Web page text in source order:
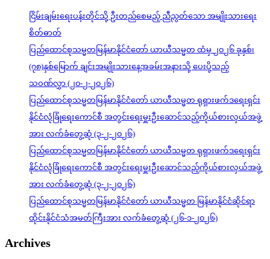
ငြိမ်းချမ်းရေးပန်းတိုင်သို့ ဦးတည်စေမည့် ညီညွတ်သော အမျိုးသားရေး
စိတ်ဓာတ်
ပြည်ထောင်စုသမ္မတမြန်မာနိုင်ငံတော် ယာယီသမ္မတ ထံမှ ၂၀၂၆ ခုနှစ်၊
(၇၈)နှစ်မြောက် ချင်းအမျိုးသားနေ့အခမ်းအနားသို့ ပေးပို့သည့်
သဝဏ်လွှာ (၂၀-၂-၂၀၂၆)
ပြည်ထောင်စုသမ္မတမြန်မာနိုင်ငံတော် ယာယီသမ္မတ ရုရှားဖက်ဒရေးရှင်း
နိုင်ငံလုံခြုံရေးကောင်စီ အတွင်းရေးမှူးဦးဆောင်သည့်ကိုယ်စားလှယ်အဖွဲ့
အား လက်ခံတွေ့ဆုံ (၃-၂-၂၀၂၆)
ပြည်ထောင်စုသမ္မတမြန်မာနိုင်ငံတော် ယာယီသမ္မတ ရုရှားဖက်ဒရေးရှင်း
နိုင်ငံလုံခြုံရေးကောင်စီ အတွင်းရေးမှူးဦးဆောင်သည့်ကိုယ်စားလှယ်အဖွဲ့
အား လက်ခံတွေ့ဆုံ (၃-၂-၂၀၂၆)
ပြည်ထောင်စုသမ္မတမြန်မာနိုင်ငံတော် ယာယီသမ္မတ မြန်မာနိုင်ငံဆိုင်ရာ
ထိုင်းနိုင်ငံသံအမတ်ကြီးအား လက်ခံတွေ့ဆုံ (၂၆-၁-၂၀၂၆)
Archives